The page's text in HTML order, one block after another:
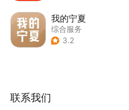
我的宁夏
综合服务
3.2
联系我们